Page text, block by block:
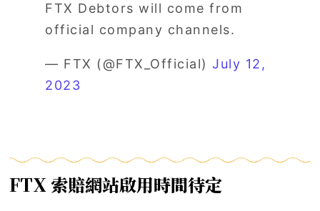
FTX Debtors will come from
official company channels.
— FTX (@FTX_Official)July 12,
2023
FTX 索賠網站啟用時間待定